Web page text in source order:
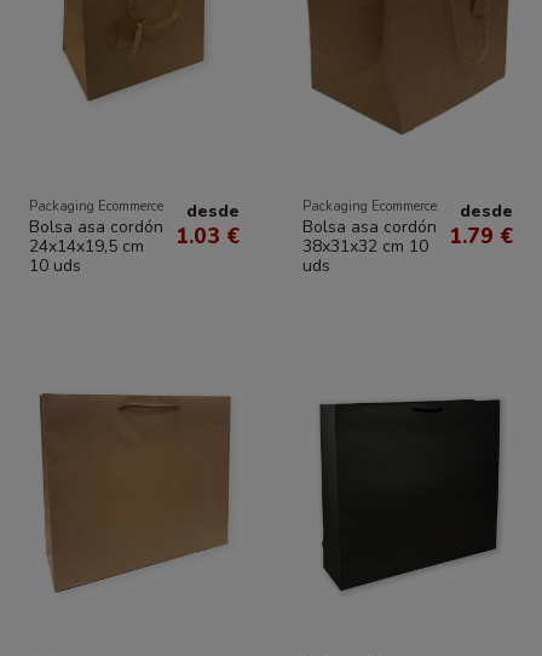
Packaging Ecommerce
Bolsa asa cordón
24x14x19,5 cm
10 uds
desde
1.03 €
Packaging Ecommerce
Bolsa asa cordón
38x31x32 cm 10
uds
desde
1.79 €